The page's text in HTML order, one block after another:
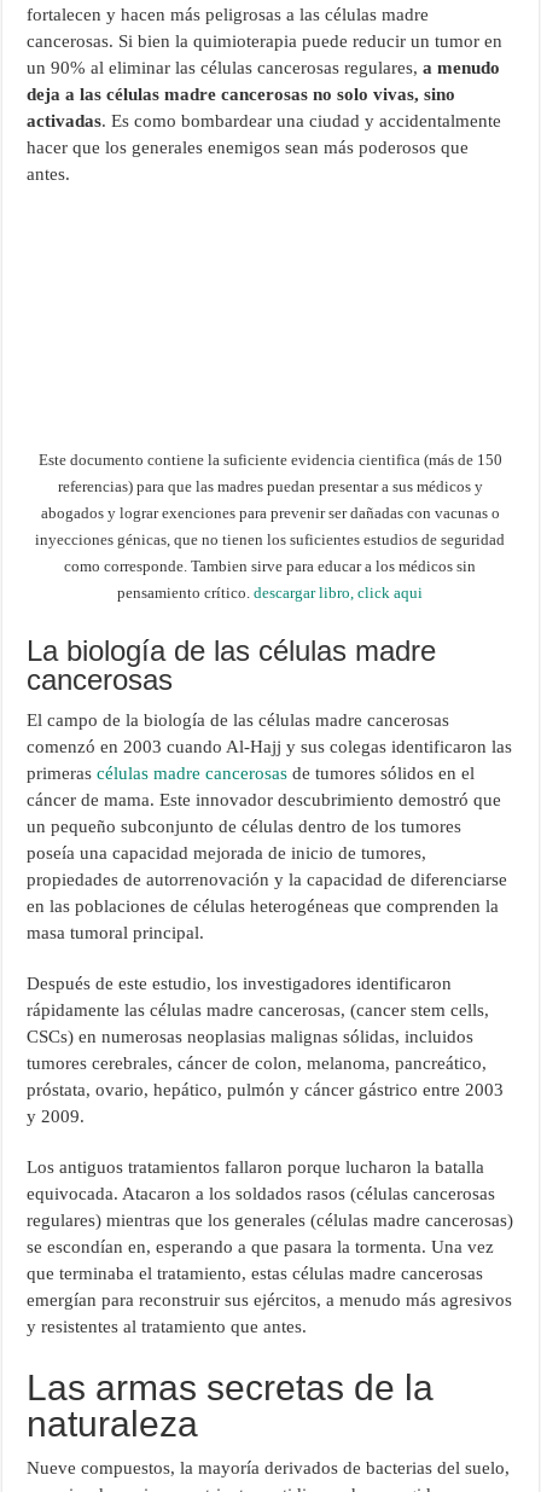
fortalecen y hacen más peligrosas a las células madre
cancerosas. Si bien la quimioterapia puede reducir un tumor en
un 90% al eliminar las células cancerosas regulares,a menudo
deja a las células madre cancerosas no solo vivas, sino
activadas. Es como bombardear una ciudad y accidentalmente
hacer que los generales enemigos sean más poderosos que
antes.
Este documento contiene la suficiente evidencia cientifica (más de 150
referencias) para que las madres puedan presentar a sus médicos y
abogados y lograr exenciones para prevenir ser dañadas con vacunas o
inyecciones génicas, que no tienen los suficientes estudios de seguridad
como corresponde. Tambien sirve para educar a los médicos sin
pensamiento crítico.descargar libro, click aqui
La biología de las células madre
cancerosas
El campo de la biología de las células madre cancerosas
comenzó en 2003 cuando Al-Hajj y sus colegas identificaron las
primerascélulas madre cancerosas de tumores sólidos en el
cáncer de mama. Este innovador descubrimiento demostró que
un pequeño subconjunto de células dentro de los tumores
poseía una capacidad mejorada de inicio de tumores,
propiedades de autorrenovación y la capacidad de diferenciarse
en las poblaciones de células heterogéneas que comprenden la
masa tumoral principal.
Después de este estudio, los investigadores identificaron
rápidamente las células madre cancerosas, (cancer stem cells,
CSCs) en numerosas neoplasias malignas sólidas, incluidos
tumores cerebrales, cáncer de colon, melanoma, pancreático,
próstata, ovario, hepático, pulmón y cáncer gástrico entre 2003
y 2009.
Los antiguos tratamientos fallaron porque lucharon la batalla
equivocada. Atacaron a los soldados rasos (células cancerosas
regulares) mientras que los generales (células madre cancerosas)
se escondían en, esperando a que pasara la tormenta. Una vez
que terminaba el tratamiento, estas células madre cancerosas
emergían para reconstruir sus ejércitos, a menudo más agresivos
y resistentes al tratamiento que antes.
Las armas secretas de la
naturaleza
Nueve compuestos, la mayoría derivados de bacterias del suelo,